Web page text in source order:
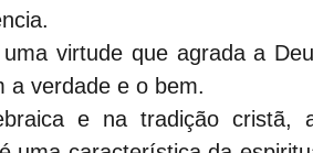
virtude que agrada a
a verdade e o bem.
e na tradição cristã,